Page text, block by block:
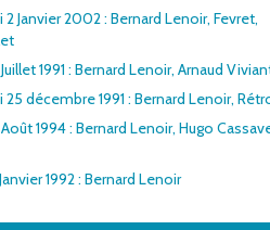
2 Janvier 2002 : Bernard Lenoir, Fevret,
1991 : Bernard Lenoir, Arnaud
décembre 1991 : Bernard Lenoir,
Août 1994 : Bernard Lenoir, Hugo
1992 : Bernard Lenoir